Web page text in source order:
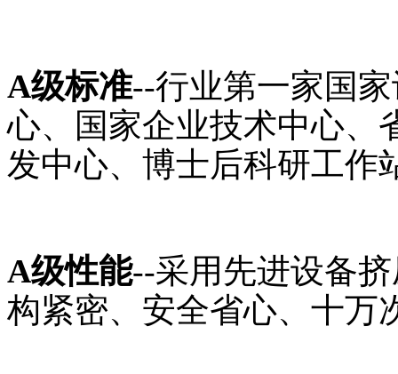
A级标准--行业第一家国
心、国家企业技术中心、
发中心、博士后科研工作
A级性能--采用先进设备
构紧密、安全省心、十万